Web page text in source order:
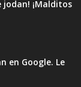
jodan! ¡Malditos
en Google. Le